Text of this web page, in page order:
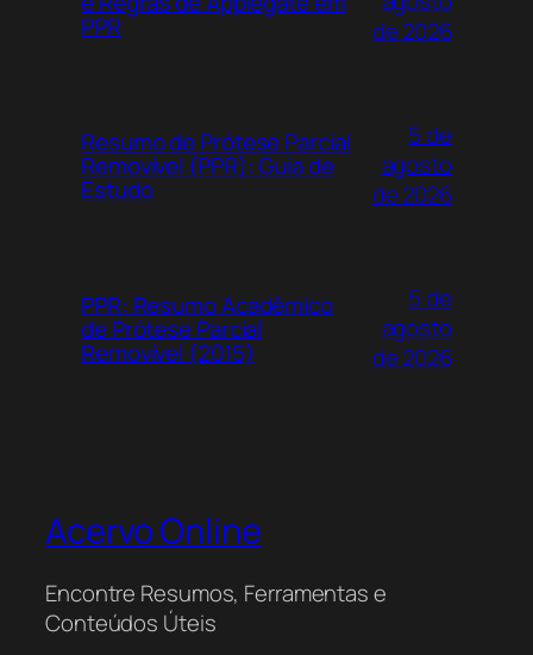
PPR
de 2026
Resumo de Prótese Parcial
Removível (PPR): Guia de
Estudo
5 de
agosto
de 2026
PPR: Resumo Acadêmico
de Prótese Parcial
Removível (2015)
5 de
agosto
de 2026
Acervo Online
Encontre Resumos, Ferramentas e
Conteúdos Úteis